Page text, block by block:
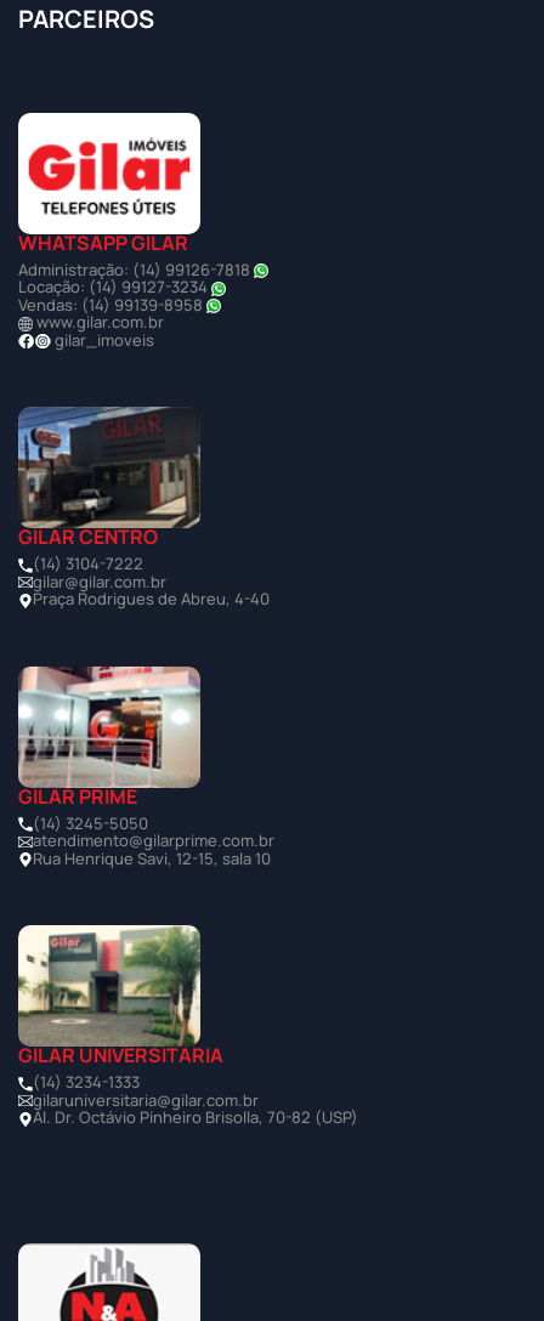
PARCEIROS
WHATSAPP GILAR
Administração: (14) 99126-7818
Locação: (14) 99127-3234
Vendas: (14) 99139-8958
www.gilar.com.br
gilar_imoveis
GILAR CENTRO
(14) 3104-7222
gilar@gilar.com.br
Praça Rodrigues de Abreu, 4-40
GILAR PRIME
(14) 3245-5050
atendimento@gilarprime.com.br
Rua Henrique Savi, 12-15, sala 10
GILAR UNIVERSITÁRIA
(14) 3234-1333
gilaruniversitaria@gilar.com.br
Al. Dr. Octávio Pinheiro Brisolla, 70-82 (USP)